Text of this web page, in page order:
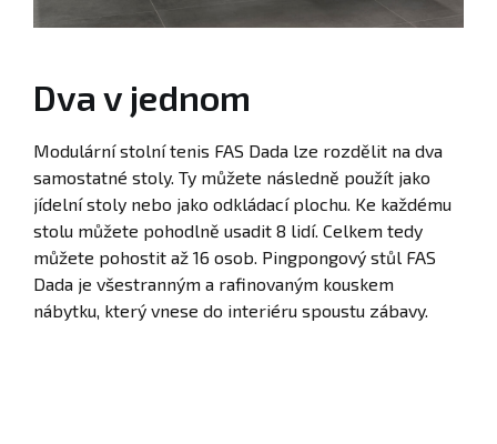
Dva v jednom
Modulární stolní tenis FAS Dada lze rozdělit na dva
samostatné stoly. Ty můžete následně použít jako
jídelní stoly nebo jako odkládací plochu. Ke každému
stolu můžete pohodlně usadit 8 lidí. Celkem tedy
můžete pohostit až 16 osob. Pingpongový stůl FAS
Dada je všestranným a rafinovaným kouskem
nábytku, který vnese do interiéru spoustu zábavy.